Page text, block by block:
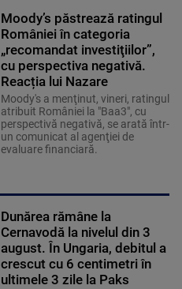
Moody’s păstrează ratingul
României în categoria
„recomandat investiţiilor”,
cu perspectiva negativă.
Reacția lui Nazare
Moody's a menţinut, vineri, ratingul
atribuit României la "Baa3", cu
perspectivă negativă, se arată într-
un comunicat al agenţiei de
evaluare financiară.
Dunărea rămâne la
Cernavodă la nivelul din 3
august. În Ungaria, debitul a
crescut cu 6 centimetri în
ultimele 3 zile la Paks